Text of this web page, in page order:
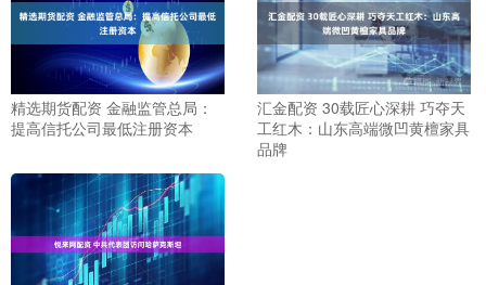
精选期货配资 金融监管总局：
提高信托公司最低注册资本
汇金配资 30载匠心深耕 巧夺天
工红木：山东高端微凹黄檀家具
品牌